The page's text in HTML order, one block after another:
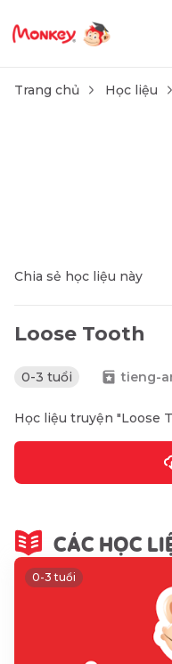
Trang chủ Học liệu
Chia sẻ học liệu này
Loose Tooth
0-3 tuổi tieng-
Học liệu truyện "Loose
CÁC HỌC
0-3 tuổi